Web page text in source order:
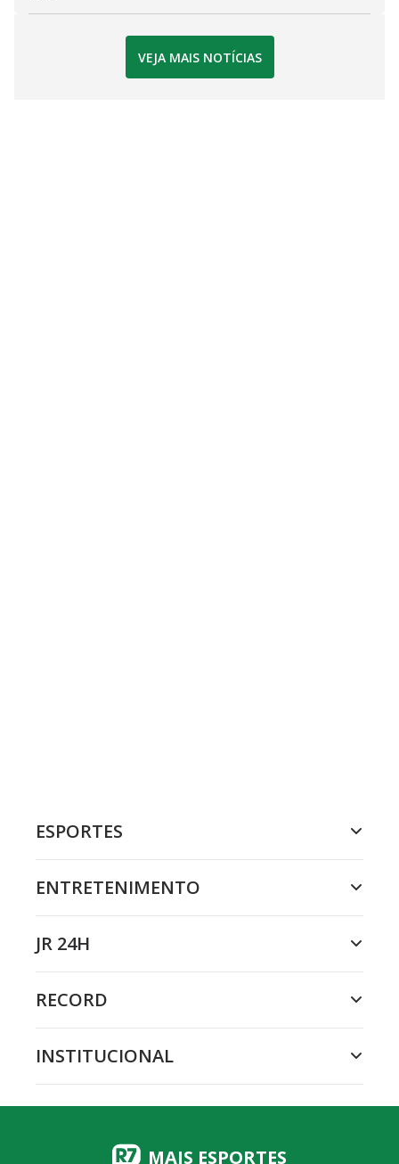
VEJA MAIS NOTÍCIAS
ESPORTES
ENTRETENIMENTO
JR 24H
RECORD
INSTITUCIONAL
MAIS ESPORTES